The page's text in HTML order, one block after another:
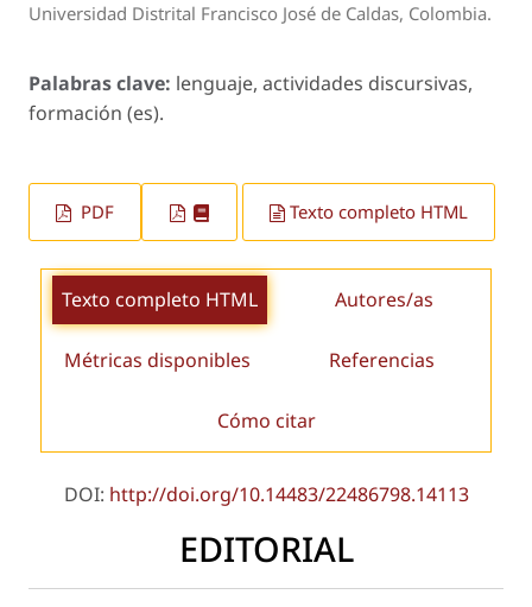
Universidad Distrital Francisco José de Caldas, Colombia.
Palabras clave: lenguaje, actividades discursivas,
formación (es).
PDF Texto completo HTML
Texto completo HTML Autores/as
Métricas disponibles Referencias
Cómo citar
DOI: http://doi.org/10.14483/22486798.14113
EDITORIAL